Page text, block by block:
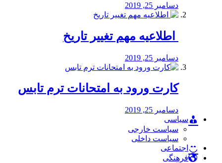
دسامبر 25, 2019
️ اطلاعیه مهم تغییر تاریخ
دسامبر 25, 2019
کارت ورود به امتحانات ترم تابس
دسامبر 25, 2019
سیاسی
سیاست خارجی
سیاست داخلی
اجتماعی
فرهنگی